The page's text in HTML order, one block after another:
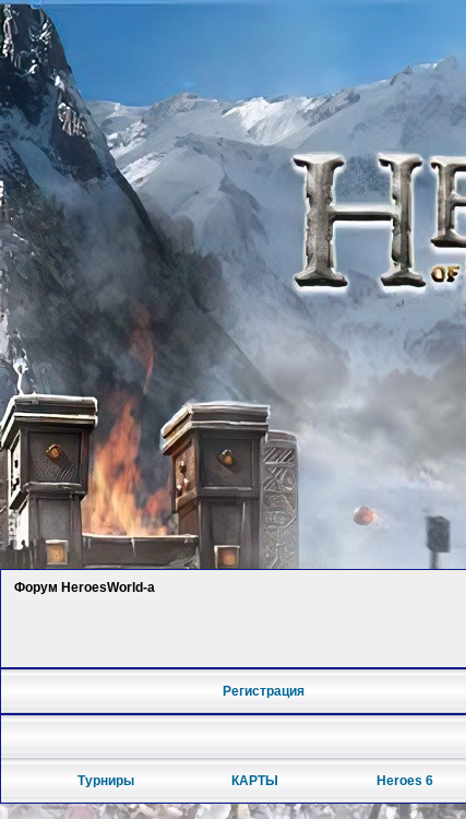
Форум HeroesWorld-а
Регистрация
Турниры КАРТЫ Heroes 6